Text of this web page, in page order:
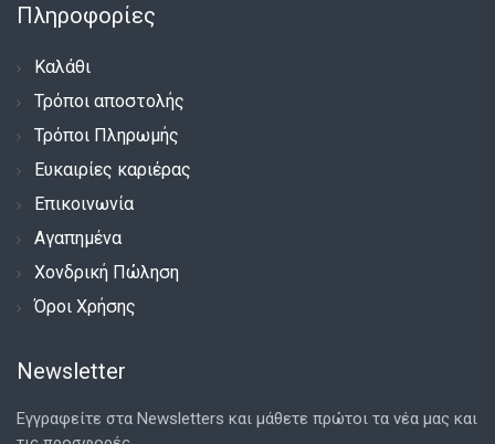
Πληροφορίες
Καλάθι
Τρόποι αποστολής
Τρόποι Πληρωμής
Ευκαιρίες καριέρας
Επικοινωνία
Αγαπημένα
Χονδρική Πώληση
Όροι Χρήσης
Newsletter
Εγγραφείτε στα Newsletters και μάθετε πρώτοι τα νέα μας και